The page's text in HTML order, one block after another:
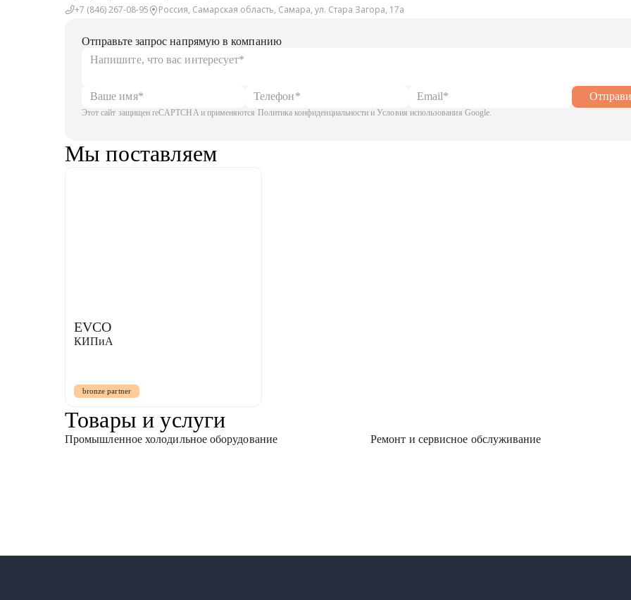
+7 (846) 267-08-95 Россия, Самарская область, Самара, ул. Стара Загора, 17а
Отправьте запрос напрямую в компанию
Этот сайт защищен reCAPTCHA и применяются Политика конфиденциальности и Условия использования Google.
Мы поставляем
EVCO
КИПиА
bronze partner
Товары и услуги
Промышленное холодильное оборудование Ремонт и сервисное обслуживание